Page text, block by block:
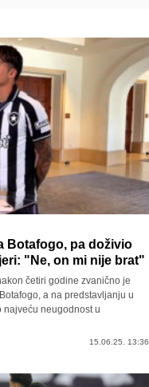
Botafogo, pa doživio
"Ne, on mi nije brat"
četiri godine zvanično je
a na predstavljanju u
neugodnost u
15.06.25. 13:36